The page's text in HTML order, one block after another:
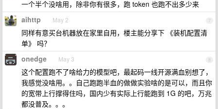
一个半个没啥用，除非你有很多，跑 token 也跑不出多少来
7
aihttp May 2
同样有意买台机器放在家里自用，楼主能分享下 《装机配置清
单》 吗？
8
onedge May 3
这个配置跑不了啥给力的模型吧，最起码一线开源满血别想了，
我感觉没啥用。。自己跑跑半血的做做实验啥的是可以，而且你
的宽带上行撑得住吗，国内少有实际上行能跑到 1G 的吧，万兆
都没普及。。。